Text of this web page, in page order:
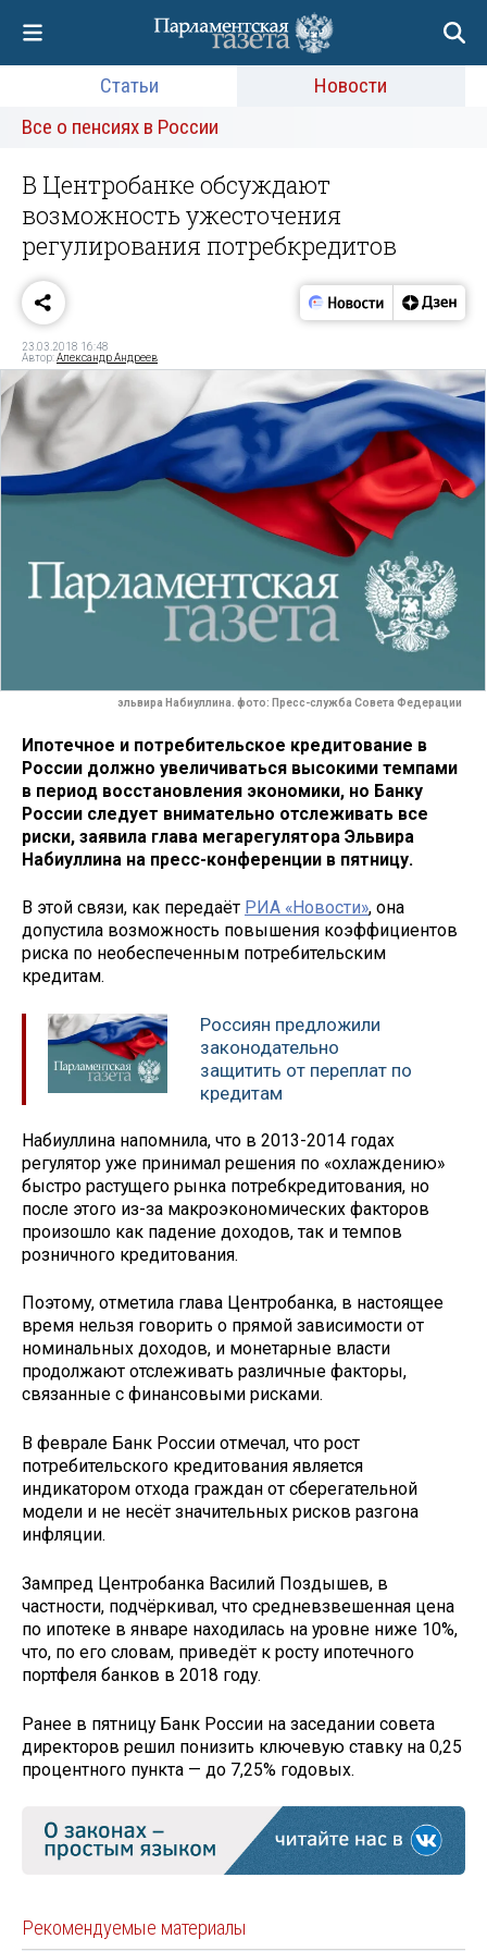
Статьи
Новости
Все о пенсиях в России
В Центробанке обсуждают
возможность ужесточения
регулирования потребкредитов
23.03.2018 16:48
Автор:Александр Андреев
эльвира Набиуллина. фото: Пресс-служба Совета Федерации
Ипотечное и потребительское кредитование в
России должно увеличиваться высокими темпами
в период восстановления экономики, но Банку
России следует внимательно отслеживать все
риски, заявила глава мегарегулятора Эльвира
Набиуллина на пресс-конференции в пятницу.
В этой связи, как передаёт РИА «Новости», она
допустила возможность повышения коэффициентов
риска по необеспеченным потребительским
кредитам.
Россиян предложили
законодательно
защитить от переплат по
кредитам
Набиуллина напомнила, что в 2013-2014 годах
регулятор уже принимал решения по «охлаждению»
быстро растущего рынка потребкредитования, но
после этого из-за макроэкономических факторов
произошло как падение доходов, так и темпов
розничного кредитования.
Поэтому, отметила глава Центробанка, в настоящее
время нельзя говорить о прямой зависимости от
номинальных доходов, и монетарные власти
продолжают отслеживать различные факторы,
связанные с финансовыми рисками.
В феврале Банк России отмечал, что рост
потребительского кредитования является
индикатором отхода граждан от сберегательной
модели и не несёт значительных рисков разгона
инфляции.
Зампред Центробанка Василий Поздышев, в
частности, подчёркивал, что средневзвешенная цена
по ипотеке в январе находилась на уровне ниже 10%,
что, по его словам, приведёт к росту ипотечного
портфеля банков в 2018 году.
Ранее в пятницу Банк России на заседании совета
директоров решил понизить ключевую ставку на 0,25
процентного пункта — до 7,25% годовых.
Рекомендуемые материалы